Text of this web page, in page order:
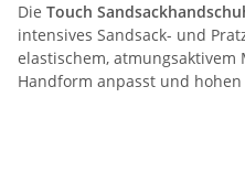
Die Touch
intensives Sandsack- und
elastischem,
Handform anpasst und